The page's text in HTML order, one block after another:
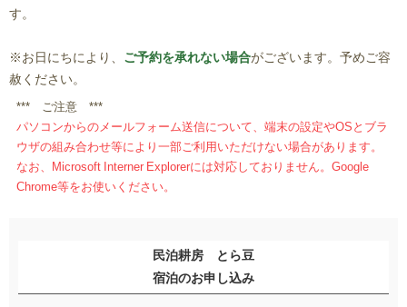
す。
※お日にちにより、 ご予約を承れない場合がございます。予めご容
赦ください。
*** ご注意 ***
パソコンからのメールフォーム送信について、端末の設定やOSとブラ
ウザの組み合わせ等により一部ご利用いただけない場合があります。
なお、Microsoft Interner Explorerには対応しておりません。Google
Chrome等をお使いください。
民泊耕房 とら豆
宿泊のお申し込み